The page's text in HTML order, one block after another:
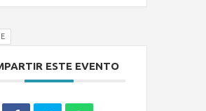
ESTE EVENTO